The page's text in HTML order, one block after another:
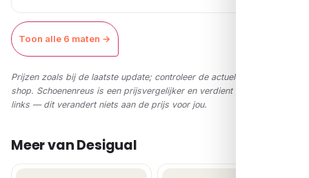
Toon alle 6 maten →
Prijzen zoals bij de laatste update; controleer de actuele prijs in de
shop. Schoenenreus is een prijsvergelijker en verdient via affiliate-
links — dit verandert niets aan de prijs voor jou.
Meer van Desigual